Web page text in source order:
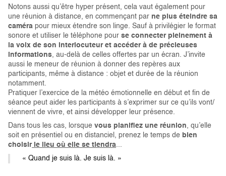
Notons aussi qu’être hyper présent, cela vaut également pour
une réunion à distance, en commençant par ne plus éteindre sa
caméra pour mieux étendre son linge. Sauf à privilégier le format
sonore et utiliser le téléphone pour se connecter pleinement à
la voix de son interlocuteur et accéder à de précieuses
informations, au-delà de celles offertes par un écran. J’invite
aussi le meneur de réunion à donner des repères aux
participants, même à distance : objet et durée de la réunion
notamment.
Pratiquer l’exercice de la météo émotionnelle en début et fin de
séance peut aider les participants à s’exprimer sur ce qu’ils vont/
viennent de vivre, et ainsi développer leur présence.
Dans tous les cas, lorsque vous planifiez une réunion, qu’elle
soit en présentiel ou en distanciel, prenez le temps de bien
choisirle lieu où elle se tiendra...
« Quand je suis là. Je suis là. »